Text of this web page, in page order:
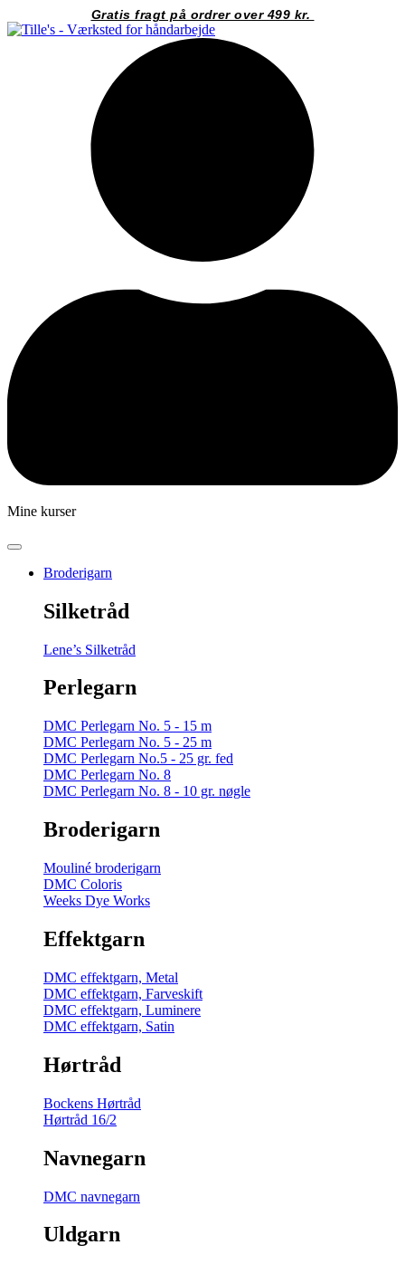
til
Gratis fragt på ordrer over 499 kr.
Mine kurser
Broderigarn
Silketråd
Lene’s Silketråd
Perlegarn
DMC Perlegarn No. 5 - 15 m
DMC Perlegarn No. 5 - 25 m
DMC Perlegarn No.5 - 25 gr. fed
DMC Perlegarn No. 8
DMC Perlegarn No. 8 - 10 gr. nøgle
Broderigarn
Mouliné broderigarn
DMC Coloris
Weeks Dye Works
Effektgarn
DMC effektgarn, Metal
DMC effektgarn, Farveskift
DMC effektgarn, Luminere
DMC effektgarn, Satin
Hørtråd
Bockens Hørtråd
Hørtråd 16/2
Navnegarn
DMC navnegarn
Uldgarn